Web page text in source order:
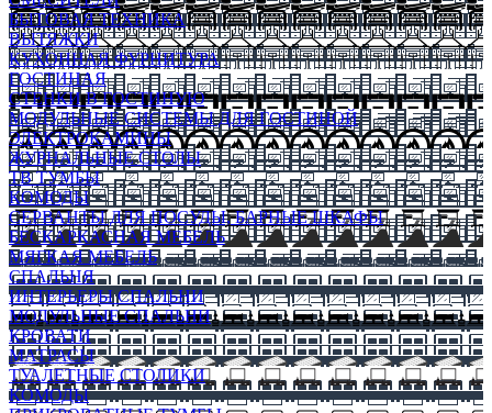
БЫТОВАЯ ТЕХНИКА
ВЫТЯЖКИ
КУХОННАЯ ФУРНИТУРА
ГОСТИНАЯ
СТЕНКИ В ГОСТИНУЮ
МОДУЛЬНЫЕ СИСТЕМЫ ДЛЯ ГОСТИНОЙ
ЭЛЕКТРОКАМИНЫ
ЖУРНАЛЬНЫЕ СТОЛЫ
ТВ ТУМБЫ
КОМОДЫ
СЕРВАНТЫ ДЛЯ ПОСУДЫ, БАРНЫЕ ШКАФЫ
БЕСКАРКАСНАЯ МЕБЕЛЬ
МЯГКАЯ МЕБЕЛЬ
СПАЛЬНЯ
ИНТЕРЬЕРЫ СПАЛЬНИ
МОДУЛЬНЫЕ СПАЛЬНИ
КРОВАТИ
МАТРАСЫ
ТУАЛЕТНЫЕ СТОЛИКИ
КОМОДЫ